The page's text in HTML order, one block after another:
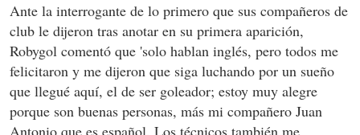
Ante la interrogante de lo primero que sus compañeros de
club le dijeron tras anotar en su primera aparición,
Robygol comentó que 'solo hablan inglés, pero todos me
felicitaron y me dijeron que siga luchando por un sueño
que llegué aquí, el de ser goleador; estoy muy alegre
porque son buenas personas, más mi compañero Juan